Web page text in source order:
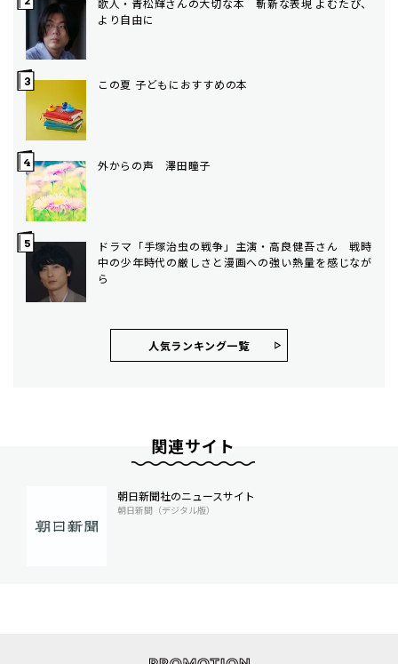
歌人・青松輝さんの大切な本 斬新な表現 よむたび、
より自由に
この夏 子どもにおすすめの本
外からの声 澤田瞳子
ドラマ「手塚治虫の戦争」主演・高良健吾さん 戦時
中の少年時代の厳しさと漫画への強い熱量を感じなが
ら
人気ランキング⼀覧
関連サイト
朝日新聞社のニュースサイト
朝日新聞（デジタル版）